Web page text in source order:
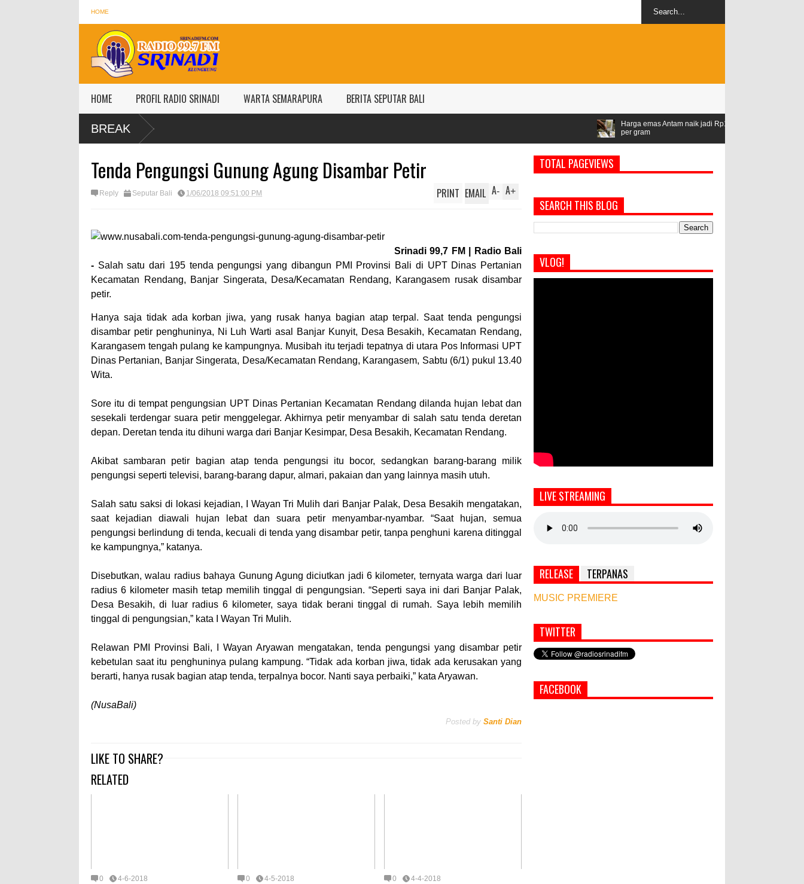
HOME
HOME PROFIL RADIO SRINADI WARTA SEMARAPURA BERITA SEPUTAR BALI
BREAK
Harga emas Antam naik jadi Rp1,528 juta
Tenda Pengungsi Gunung Agung Disambar Petir
Reply Seputar Bali 1/06/2018 09:51:00 PM A+
A-
PRINT EMAIL
Srinadi 99,7 FM | Radio Bali
- Salah satu dari 195 tenda pengungsi yang dibangun PMI Provinsi Bali di UPT Dinas Pertanian
Kecamatan Rendang, Banjar Singerata, Desa/Kecamatan Rendang, Karangasem rusak disambar
petir.
Hanya saja tidak ada korban jiwa, yang rusak hanya bagian atap terpal. Saat tenda pengungsi
disambar petir penghuninya, Ni Luh Warti asal Banjar Kunyit, Desa Besakih, Kecamatan Rendang,
Karangasem tengah pulang ke kampungnya. Musibah itu terjadi tepatnya di utara Pos Informasi UPT
Dinas Pertanian, Banjar Singerata, Desa/Kecamatan Rendang, Karangasem, Sabtu (6/1) pukul 13.40
Wita.
Sore itu di tempat pengungsian UPT Dinas Pertanian Kecamatan Rendang dilanda hujan lebat dan
sesekali terdengar suara petir menggelegar. Akhirnya petir menyambar di salah satu tenda deretan
depan. Deretan tenda itu dihuni warga dari Banjar Kesimpar, Desa Besakih, Kecamatan Rendang.
Akibat sambaran petir bagian atap tenda pengungsi itu bocor, sedangkan barang-barang milik
pengungsi seperti televisi, barang-barang dapur, almari, pakaian dan yang lainnya masih utuh.
Salah satu saksi di lokasi kejadian, I Wayan Tri Mulih dari Banjar Palak, Desa Besakih mengatakan,
saat kejadian diawali hujan lebat dan suara petir menyambar-nyambar. “Saat hujan, semua
pengungsi berlindung di tenda, kecuali di tenda yang disambar petir, tanpa penghuni karena ditinggal
ke kampungnya,” katanya.
Disebutkan, walau radius bahaya Gunung Agung diciutkan jadi 6 kilometer, ternyata warga dari luar
radius 6 kilometer masih tetap memilih tinggal di pengungsian. “Seperti saya ini dari Banjar Palak,
Desa Besakih, di luar radius 6 kilometer, saya tidak berani tinggal di rumah. Saya lebih memilih
tinggal di pengungsian,” kata I Wayan Tri Mulih.
Relawan PMI Provinsi Bali, I Wayan Aryawan mengatakan, tenda pengungsi yang disambar petir
kebetulan saat itu penghuninya pulang kampung. “Tidak ada korban jiwa, tidak ada kerusakan yang
berarti, hanya rusak bagian atap tenda, terpalnya bocor. Nanti saya perbaiki,” kata Aryawan.
(NusaBali)
Posted by Santi Dian
LIKE TO SHARE?
RELATED
0 4-6-2018 0 4-5-2018 0 4-4-2018
TOTAL PAGEVIEWS
SEARCH THIS BLOG
VLOG!
LIVE STREAMING
RELEASE TERPANAS
MUSIC PREMIERE
Simbol Persahabatan, RI Bangun Islamic Centre
di Afghanistan
Sustainability dan Kemanusiaan
TWITTER
FACEBOOK